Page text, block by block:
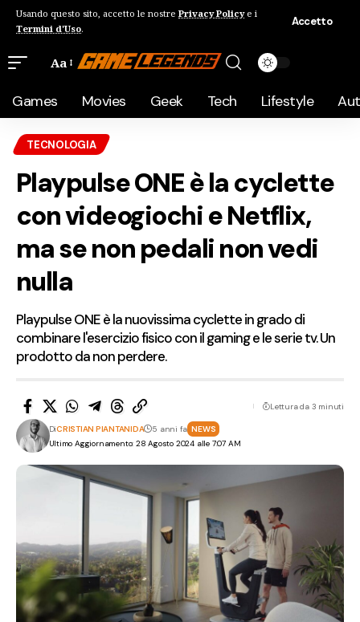
Usando questo sito, accetto le nostre Privacy Policye i
Termini d'Uso.
Accetto
Aa
Games Movies Geek Tech Lifestyle
TECNOLOGIA
Playpulse ONE è la cyclette
con videogiochi e Netflix,
ma se non pedali non vedi
nulla
Playpulse ONE è la nuovissima cyclette in grado di
combinare l'esercizio fisico con il gaming e le serie tv. Un
prodotto da non perdere.
Ultimo Aggiornamento: 28 Agosto 2024 alle 7:07 AM
DiCRISTIAN PIANTANIDA 5 anni fa NEWS
Lettura da 3 minuti